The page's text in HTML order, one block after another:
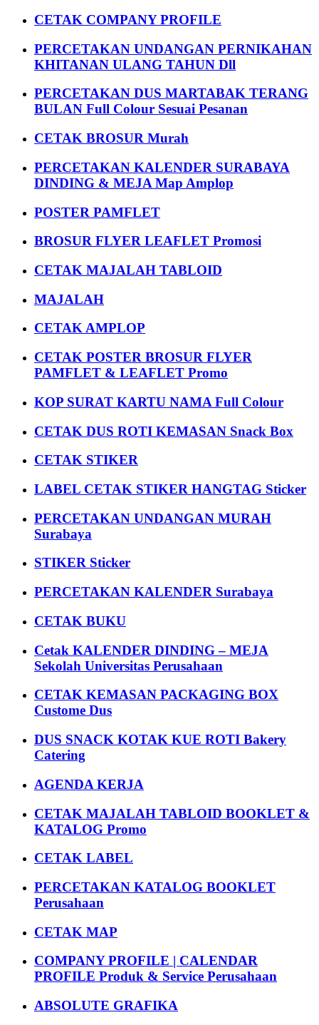
CETAK COMPANY PROFILE
PERCETAKAN UNDANGAN PERNIKAHAN
KHITANAN ULANG TAHUN Dll
PERCETAKAN DUS MARTABAK TERANG
BULAN Full Colour Sesuai Pesanan
CETAK BROSUR Murah
PERCETAKAN KALENDER SURABAYA
DINDING & MEJA Map Amplop
POSTER PAMFLET
BROSUR FLYER LEAFLET Promosi
CETAK MAJALAH TABLOID
MAJALAH
CETAK AMPLOP
CETAK POSTER BROSUR FLYER
PAMFLET & LEAFLET Promo
KOP SURAT KARTU NAMA Full Colour
CETAK DUS ROTI KEMASAN Snack Box
CETAK STIKER
LABEL CETAK STIKER HANGTAG Sticker
PERCETAKAN UNDANGAN MURAH
Surabaya
STIKER Sticker
PERCETAKAN KALENDER Surabaya
CETAK BUKU
Cetak KALENDER DINDING – MEJA
Sekolah Universitas Perusahaan
CETAK KEMASAN PACKAGING BOX
Custome Dus
DUS SNACK KOTAK KUE ROTI Bakery
Catering
AGENDA KERJA
CETAK MAJALAH TABLOID BOOKLET &
KATALOG Promo
CETAK LABEL
PERCETAKAN KATALOG BOOKLET
Perusahaan
CETAK MAP
COMPANY PROFILE | CALENDAR
PROFILE Produk & Service Perusahaan
ABSOLUTE GRAFIKA